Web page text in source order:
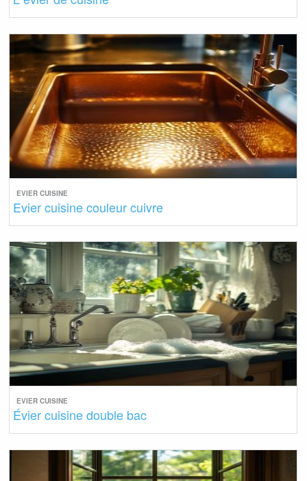
EVIER CUISINE
Evier cuisine couleur cuivre
EVIER CUISINE
Évier cuisine double bac